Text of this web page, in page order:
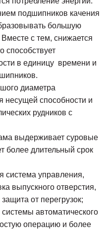
подшипников качения
большую
с тем, снижается
способствует
в единицу времени и
диаметра
несущей способности и
рудников с
выдерживает суровые
более длительный срок
система управления,
выпускного отверстия,
от перегрузок;
автоматического
операцию и более